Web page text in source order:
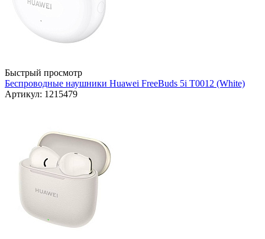
Быстрый просмотр
Беспроводные наушники Huawei FreeBuds 5i T0012 (White)
Артикул: 1215479